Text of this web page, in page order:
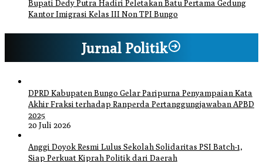
Bupati Dedy Putra Hadiri Peletakan Batu Pertama Gedung
Kantor Imigrasi Kelas III Non TPI Bungo
Jurnal Politik
DPRD Kabupaten Bungo Gelar Paripurna Penyampaian Kata
Akhir Fraksi terhadap Ranperda Pertanggungjawaban APBD
2025
20 Juli 2026
Anggi Doyok Resmi Lulus Sekolah Solidaritas PSI Batch-1,
Siap Perkuat Kiprah Politik dari Daerah